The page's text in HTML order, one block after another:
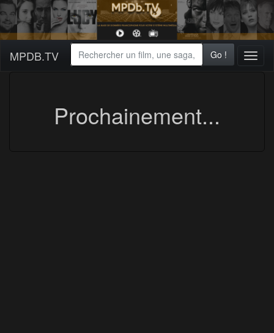
MPDB.TV Go !
Prochainement...